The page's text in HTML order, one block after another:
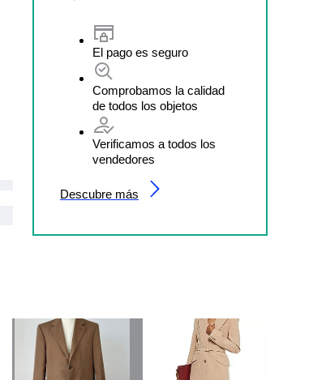
El pago es seguro
Comprobamos la calidad
de todos los objetos
Verificamos a todos los
vendedores
Descubre más